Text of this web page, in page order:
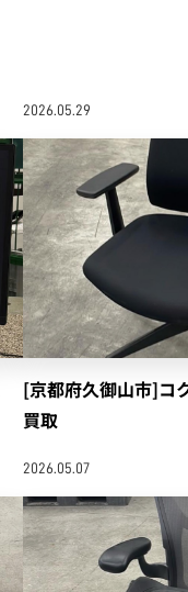
2026.05.29
[京都府久御山市]コ
買取
2026.05.07